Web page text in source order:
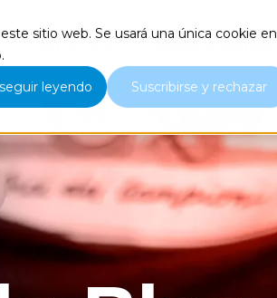
sitio web. Se usará una única cookie en
leyendo Suscribirse y rechazar